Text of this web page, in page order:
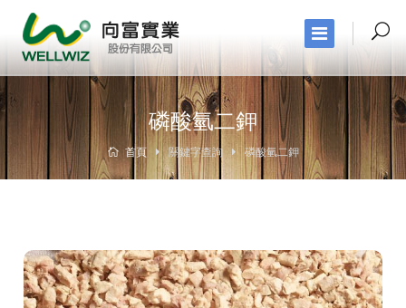
磷酸氫二鉀
首頁 關鍵字查詢 磷酸氫二鉀